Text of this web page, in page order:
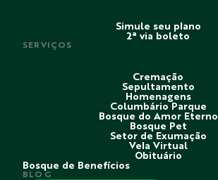
Simule seu plano
2ª via boleto
SERVIÇOS
Cremação
Sepultamento
Homenagens
Columbário Parque
Bosque do Amor Eterno
Bosque Pet
Setor de Exumação
Vela Virtual
Obituário
Bosque de Benefícios
BLOG